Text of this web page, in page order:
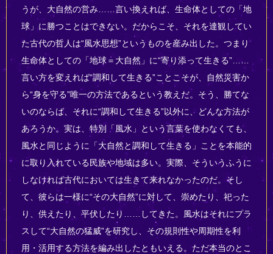
うが、大自然の営み……言い換えれば、生命体としての「地
球」に勝つことはできない。だからこそ、それを達観してい
た古代の哲人は“風水思想”というものを産み出した。つまり
生命体としての「地球＝大自然」に“寄り添って生きる”……
言い方を変えれば“調和して生きる”ことこそが、自然災害か
ら“身を守る”唯一の方法であるという教えだ。そう、勝てな
いのならば、それに“調和して生きる”以外に、どんな方法が
あろうか。実は、特別「風水」という言葉を使わなくても、
風水と同じように「大自然と調和して生きる」ことを本能的
に取り入れている民族や地域は多い。実際、そういうふうに
しなければ古代においては生きて来れなかったのだ。そし
て、彼らは一様に“その大自然”に対して、崇めたり、祀った
り、供えたり、平伏したり……してきた。風水はそれにプラ
スして“大自然の猛威”を研究し、その規則性や周期性を利
用・活用する方法を編み出したともいえる。ただ本当のとこ